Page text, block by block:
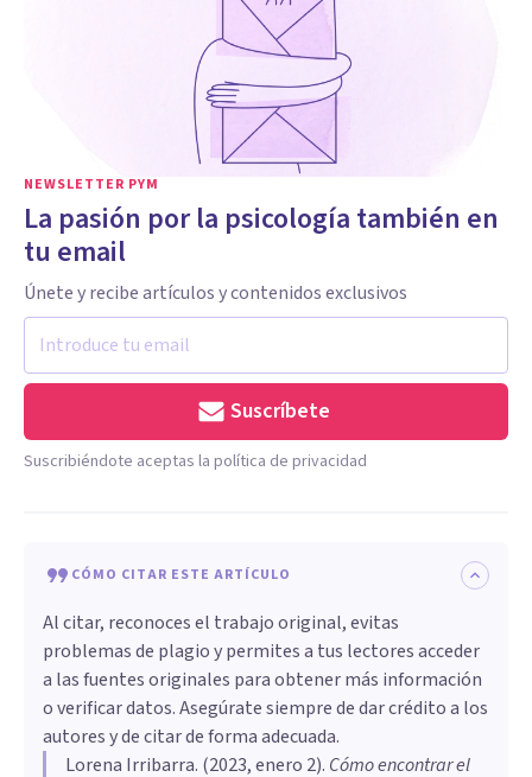
NEWSLETTER PYM
La pasión por la psicología también en
tu email
Únete y recibe artículos y contenidos exclusivos
Suscríbete
Suscribiéndote aceptas la política de privacidad
CÓMO CITAR ESTE ARTÍCULO
Al citar, reconoces el trabajo original, evitas
problemas de plagio y permites a tus lectores acceder
a las fuentes originales para obtener más información
o verificar datos. Asegúrate siempre de dar crédito a los
autores y de citar de forma adecuada.
Lorena Irribarra. (2023, enero 2). Cómo encontrar el